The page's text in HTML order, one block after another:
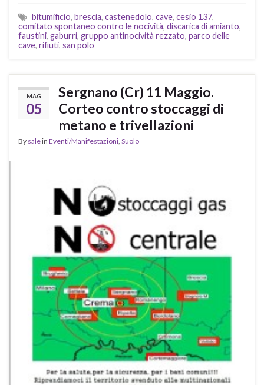
bitumificio, brescia, castenedolo, cave, cesio 137,
comitato spontaneo contro le nocività, discarica di amianto,
faustini, gaburri, gruppo antinocività rezzato, parco delle
cave, rifiuti, san polo
MAG
05
Sergnano (Cr) 11 Maggio.
Corteo contro stoccaggi di
metano e trivellazioni
By salein Eventi/Manifestazioni Suolo